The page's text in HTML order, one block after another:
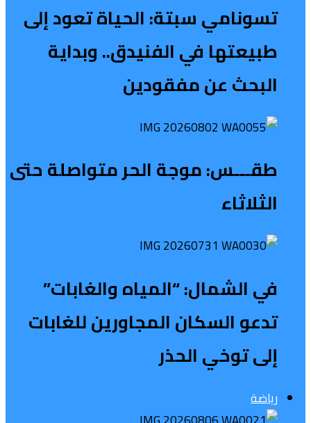
تسونامي سبتة: الحياة تعود إلى
طبيعتها في الفنيدق.. وبداية
البحث عن مفقودين
طقـــس: موجة الحر متواصلة حتى
الثلاثاء
في الشمال: “المياه والغابات”
تدعو السكان المجاورين للغابات
إلى توخي الحذر
رياضة